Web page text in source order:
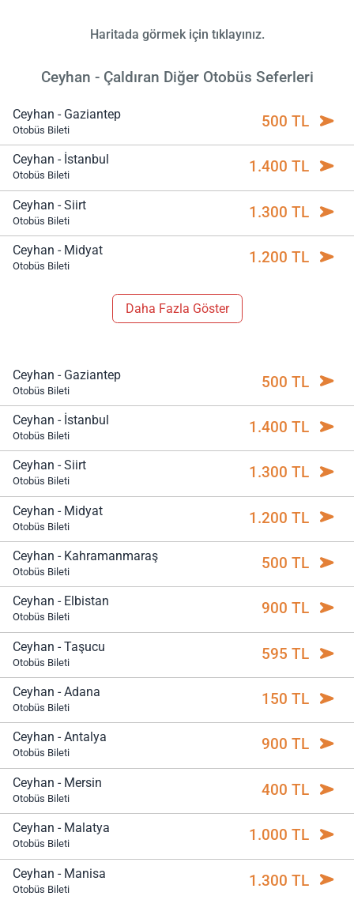
Haritada görmek için tıklayınız.
Ceyhan - Çaldıran Diğer Otobüs Seferleri
Ceyhan - Gaziantep
Otobüs Bileti 500 TL
Ceyhan - İstanbul
Otobüs Bileti 1.400 TL
Ceyhan - Siirt
Otobüs Bileti 1.300 TL
Ceyhan - Midyat
Otobüs Bileti 1.200 TL
Daha Fazla Göster
Ceyhan - Gaziantep
Otobüs Bileti 500 TL
Ceyhan - İstanbul
Otobüs Bileti 1.400 TL
Ceyhan - Siirt
Otobüs Bileti 1.300 TL
Ceyhan - Midyat
Otobüs Bileti 1.200 TL
Ceyhan - Kahramanmaraş
Otobüs Bileti 500 TL
Ceyhan - Elbistan
Otobüs Bileti 900 TL
Ceyhan - Taşucu
Otobüs Bileti 595 TL
Ceyhan - Adana
Otobüs Bileti 150 TL
Ceyhan - Antalya
Otobüs Bileti 900 TL
Ceyhan - Mersin
Otobüs Bileti 400 TL
Ceyhan - Malatya
Otobüs Bileti 1.000 TL
Ceyhan - Manisa
Otobüs Bileti 1.300 TL